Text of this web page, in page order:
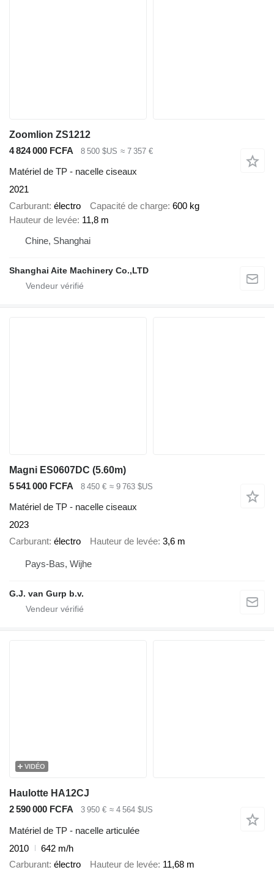
Zoomlion ZS1212
4 824 000 FCFA
8 500 $US ≈ 7 357 €
Matériel de TP - nacelle ciseaux
2021
Carburant électro Capacité de charge 600 kg
Hauteur de levée 11,8 m
Chine, Shanghai
Shanghai Aite Machinery Co.,LTD
Magni ES0607DC (5.60m)
5 541 000 FCFA
8 450 € ≈ 9 763 $US
Matériel de TP - nacelle ciseaux
2023
Carburant électro Hauteur de levée 3,6 m
Pays-Bas, Wijhe
G.J. van Gurp b.v.
VIDÉO
Haulotte HA12CJ
2 590 000 FCFA
3 950 € ≈ 4 564 $US
Matériel de TP - nacelle articulée
2010
642 m/h
Carburant électro Hauteur de levée 11,68 m